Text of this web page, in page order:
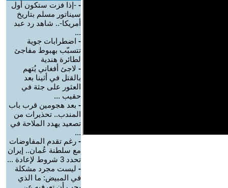
- -إذا فزت ستكون أول
سيناتور مسلم بتاريخ
أمريكا-.. شاهد رد عبد
...
- اضطرابات جوية
تتسبّب بهبوط مفاجئ
لطائرة هندية
- لاجئ أفغاني يُتهم
بالقتل في أثينا بعد
العثور على جثة في
حقيب ...
- بعد هجومين قرب باب
المندب.. تحذيرات من
تصعيد يهدد الملاحة في
...
- رغم تقدم المفاوضات
مع سلطنة عُمان.. إيران
تحدد 3 شروط لإعادة ...
- ليست مجرد مشكلة
في المبيض: ما الذي